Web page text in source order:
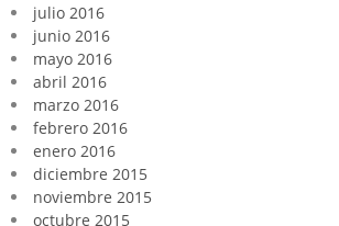
julio 2016
junio 2016
mayo 2016
abril 2016
marzo 2016
febrero 2016
enero 2016
diciembre 2015
noviembre 2015
octubre 2015